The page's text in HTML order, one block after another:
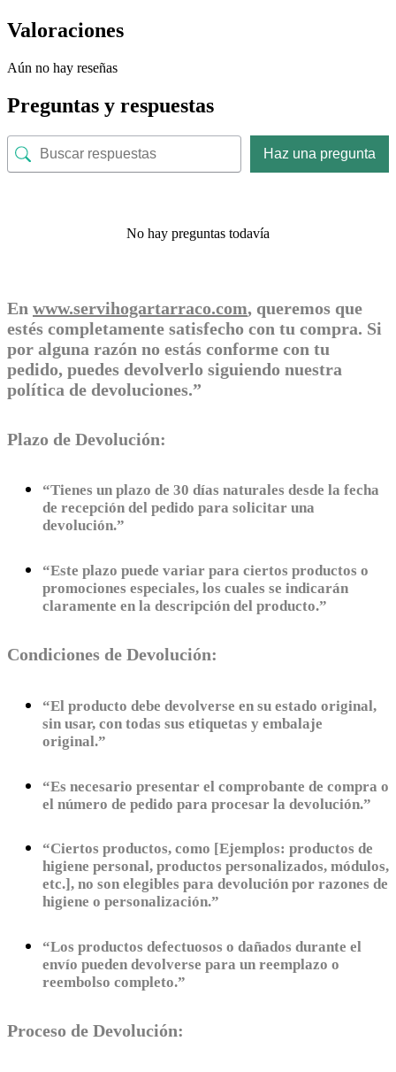
Valoraciones
Aún no hay reseñas
Preguntas y respuestas
Haz una pregunta
No hay preguntas todavía
En www.servihogartarraco.com, queremos que
estés completamente satisfecho con tu compra. Si
por alguna razón no estás conforme con tu
pedido, puedes devolverlo siguiendo nuestra
política de devoluciones.”
Plazo de Devolución:
“Tienes un plazo de 30 días naturales desde la fecha
de recepción del pedido para solicitar una
devolución.”
“Este plazo puede variar para ciertos productos o
promociones especiales, los cuales se indicarán
claramente en la descripción del producto.”
Condiciones de Devolución:
“El producto debe devolverse en su estado original,
sin usar, con todas sus etiquetas y embalaje
original.”
“Es necesario presentar el comprobante de compra o
el número de pedido para procesar la devolución.”
“Ciertos productos, como [Ejemplos: productos de
higiene personal, productos personalizados, módulos,
etc.], no son elegibles para devolución por razones de
higiene o personalización.”
“Los productos defectuosos o dañados durante el
envío pueden devolverse para un reemplazo o
reembolso completo.”
Proceso de Devolución: